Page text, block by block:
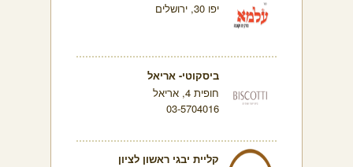
יפו 30, ירושלים
ביסקוטי- אריאל
חופית 4, אריאל
03-5704016
קליית יבגי ראשון לציון